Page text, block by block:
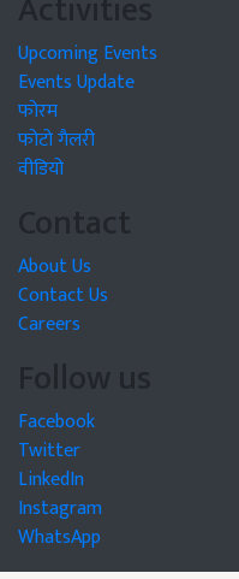
Upcoming Events
Events Update
फोरम
फोटो गैलरी
वीडियो
Contact
About Us
Contact Us
Careers
Follow us
Facebook
Twitter
LinkedIn
Instagram
WhatsApp